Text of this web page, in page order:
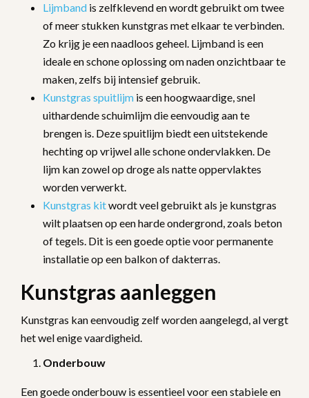
Lijmband is zelfklevend en wordt gebruikt om twee
of meer stukken kunstgras met elkaar te verbinden.
Zo krijg je een naadloos geheel. Lijmband is een
ideale en schone oplossing om naden onzichtbaar te
maken, zelfs bij intensief gebruik.
Kunstgras spuitlijm is een hoogwaardige, snel
uithardende schuimlijm die eenvoudig aan te
brengen is. Deze spuitlijm biedt een uitstekende
hechting op vrijwel alle schone ondervlakken. De
lijm kan zowel op droge als natte oppervlaktes
worden verwerkt.
Kunstgras kitwordt veel gebruikt als je kunstgras
wilt plaatsen op een harde ondergrond, zoals beton
of tegels. Dit is een goede optie voor permanente
installatie op een balkon of dakterras.
Kunstgras aanleggen
Kunstgras kan eenvoudig zelf worden aangelegd, al vergt
het wel enige vaardigheid.
Onderbouw
Een goede onderbouw is essentieel voor een stabiele en